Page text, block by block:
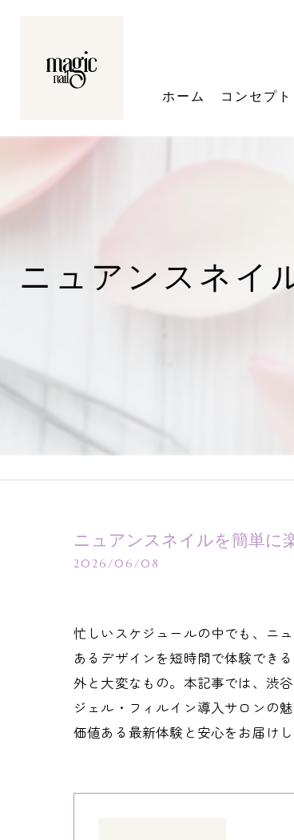
ホーム コンセプト
ニュアンスネイ
ニュアンスネイルを簡単に
2026/06/08
忙しいスケジュールの中でも、ニ
あるデザインを短時間で体験でき
外と大変なもの。本記事では、渋
ジェル・フィルイン導入サロンの
価値ある最新体験と安心をお届けし